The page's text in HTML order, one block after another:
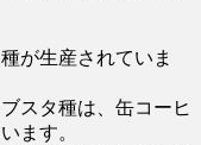
が生産されていま
スタ種は、缶コーヒ
ます。